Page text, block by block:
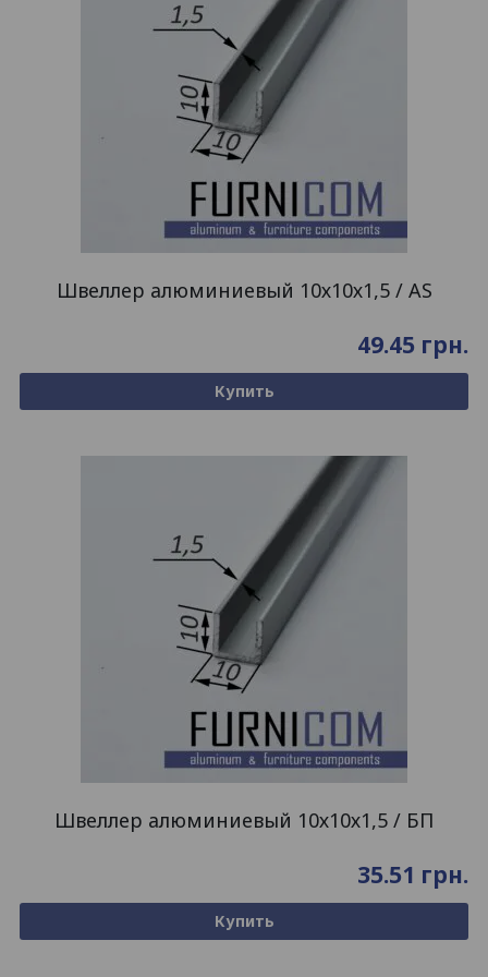
Швеллер алюминиевый 10х10х1,5 / AS
49.45 грн.
Купить
Швеллер алюминиевый 10х10х1,5 / БП
35.51 грн.
Купить